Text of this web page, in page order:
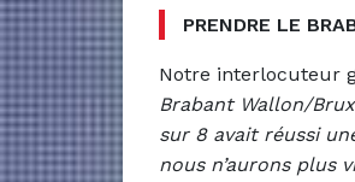
PRENDRE LE
Notre interlocuteur
Brabant Wallon/
sur 8 avait réussi
nous n’aurons plus